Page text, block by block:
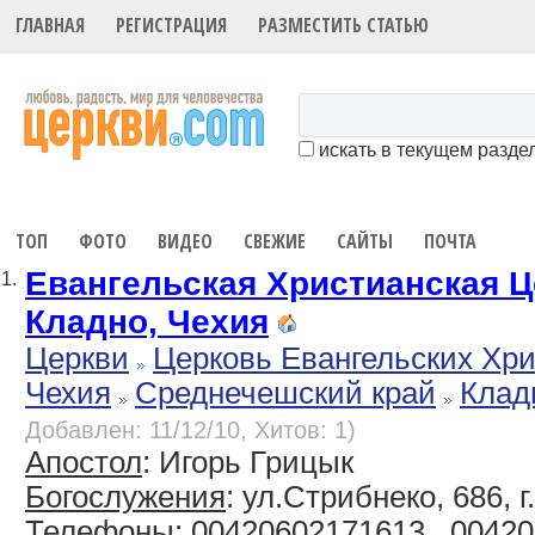
ГЛАВНАЯ РЕГИСТРАЦИЯ РАЗМЕСТИТЬ СТАТЬЮ
искать в текущем
ТОП ФОТО ВИДЕО СВЕЖИЕ САЙТЫ ПОЧТА
1. Евангельская Христианская
Кладно, Чехия
Церкви
Церковь Евангельских
Чехия
Среднечешский край
Добавлен: 11/12/10, Хитов: 1)
Апостол: Игорь Грицык
Богослужения: ул.Стрибнеко, 686,